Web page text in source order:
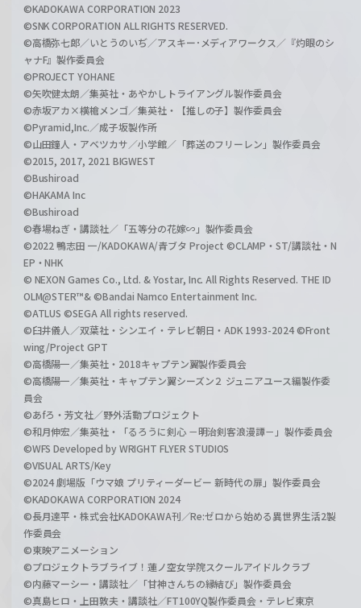
©KADOKAWA CORPORATION 2023
©SNK CORPORATION ALL RIGHTS RESERVED.
©高橋弥七郎／いとうのいぢ／アスキー･メディアワークス／『灼眼のシ
ャナF』製作委員会
©PROJECT YOHANE
©矢吹健太朗／集英社・あやかしトライアングル製作委員会
©赤坂アカ×横槍メンゴ／集英社・【推しの子】製作委員会
©Pyramid,Inc.／成子坂製作所
©山田鐘人・アベツカサ／小学館／「葬送のフリーレン」製作委員会
©2015, 2017, 2021 BIGWEST
©Bushiroad
©HAKAMA Inc
©Bushiroad
©春場ねぎ・講談社／「五等分の花嫁∽」製作委員会
©2022 鴨志田 一/KADOKAWA/青ブタ Project ©CLAMP・ST/講談社・N
EP・NHK
© NEXON Games Co., Ltd. & Yostar, Inc. All Rights Reserved. THE ID
OLM@STER™& ©Bandai Namco Entertainment Inc.
©ATLUS ©SEGA All rights reserved.
©臼井儀人／双葉社・シンエイ・テレビ朝日・ADK 1993-2024 ©Front
wing/Project GPT
©高橋陽一／集英社・2018キャプテン翼製作委員会
©高橋陽一／集英社・キャプテン翼シーズン２ ジュニアユース編製作委
員会
©あfろ・芳文社／野外活動プロジェクト
©和月伸宏／集英社・「るろうに剣心 －明治剣客浪漫譚－」製作委員会
©WFS Developed by WRIGHT FLYER STUDIOS
©VISUAL ARTS/Key
©2024 劇場版「ウマ娘 プリティーダービー 新時代の扉」製作委員会
©KADOKAWA CORPORATION 2024
©長月達平・株式会社KADOKAWA刊／Re:ゼロから始める異世界生活2製
作委員会
©東映アニメーション
©プロジェクトラブライブ！蓮ノ空女学院スクールアイドルクラブ
©内藤マーシー・講談社／「甘神さんちの縁結び」製作委員会
©真島ヒロ・上田敦夫・講談社／FT100YQ製作委員会・テレビ東京